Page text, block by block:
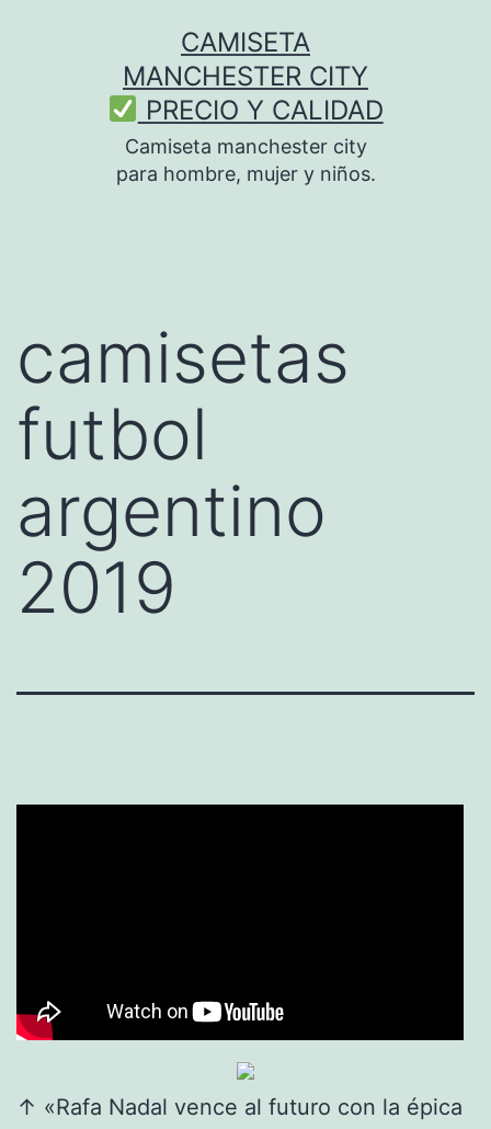
CAMISETA
MANCHESTER CITY
PRECIO Y CALIDAD
Camiseta manchester city
para hombre, mujer y niños.
camisetas
futbol
argentino
2019
↑ «Rafa Nadal vence al futuro con la épica